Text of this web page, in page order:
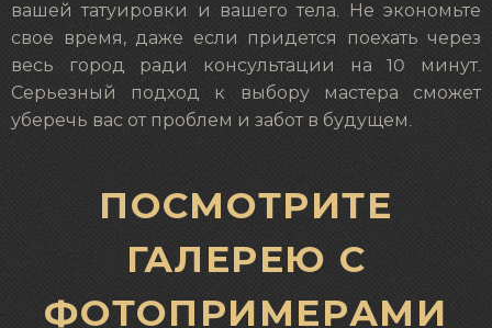
вашей татуировки и вашего тела. Не экономьте
свое время, даже если придется поехать через
весь город ради консультации на 10 минут.
Серьезный подход к выбору мастера сможет
уберечь вас от проблем и забот в будущем.
ПОСМОТРИТЕ
ГАЛЕРЕЮ С
ФОТОПРИМЕРАМИ